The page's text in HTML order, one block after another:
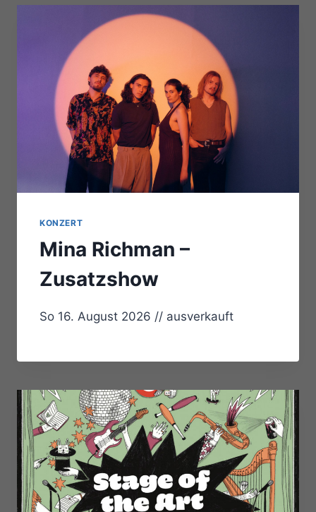
KONZERT
Mina Richman –
Zusatzshow
So 16. August 2026 // ausverkauft